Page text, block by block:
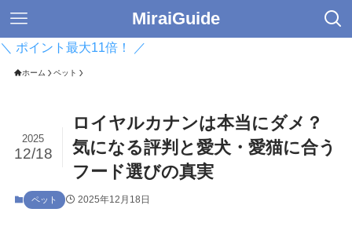
MiraiGuide
＼ ポイント最大11倍！ ／
ホーム ペット
ロイヤルカナンは本当にダメ？
気になる評判と愛犬・愛猫に合う
フード選びの真実
2025
12/18
ペット 2025年12月18日